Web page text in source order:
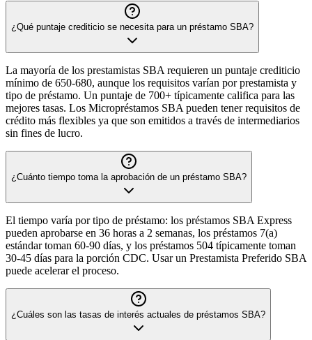
¿Qué puntaje crediticio se necesita para un préstamo SBA?
La mayoría de los prestamistas SBA requieren un puntaje crediticio
mínimo de 650-680, aunque los requisitos varían por prestamista y
tipo de préstamo. Un puntaje de 700+ típicamente califica para las
mejores tasas. Los Micropréstamos SBA pueden tener requisitos de
crédito más flexibles ya que son emitidos a través de intermediarios
sin fines de lucro.
¿Cuánto tiempo toma la aprobación de un préstamo SBA?
El tiempo varía por tipo de préstamo: los préstamos SBA Express
pueden aprobarse en 36 horas a 2 semanas, los préstamos 7(a)
estándar toman 60-90 días, y los préstamos 504 típicamente toman
30-45 días para la porción CDC. Usar un Prestamista Preferido SBA
puede acelerar el proceso.
¿Cuáles son las tasas de interés actuales de préstamos SBA?